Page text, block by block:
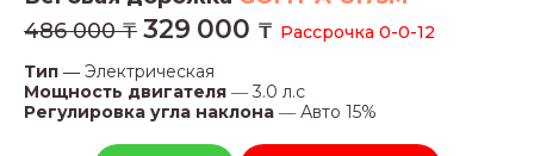
486 000 ₸ 329 000 ₸ Рассрочка 0-0-12
Тип ― Электрическая
Мощность двигателя ― 3.0 л.с
Регулировка угла наклона ― Авто 15%